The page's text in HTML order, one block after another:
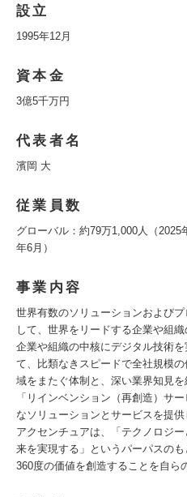
設立
1995年12月
資本金
3億5千万円
代表者名
濱岡 大
従業員数
グローバル：約79万1,000人（
年6月）
事業内容
世界有数のソリューションおよび
して、世界をリードする企業や組織
企業や組織の中核にデジタル技術
て、比類なきスピードで全社規模
域をまたぐ体制と、深い業界知見
「リインベンション（再創造）サ
なソリューションとサービスを提供
アクセンチュアは、「テクノロジ
来を実現する」というパーパスの
360度の価値を創造することを自ら